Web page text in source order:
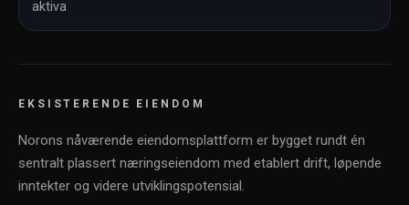
aktiva
EKSISTERENDE EIENDOM
Norons nåværende eiendomsplattform er bygget rundt én
sentralt plassert næringseiendom med etablert drift, løpende
inntekter og videre utviklingspotensial.